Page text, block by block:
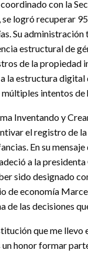
con la
logró recuperar
Su administración
estructural de
de la propiedad
la estructura digital
intentos de
Inventando y
el registro de
En su mensaje
a la presidenta
sido designado
de economía
de las decisiones
que me llevo
honor formar